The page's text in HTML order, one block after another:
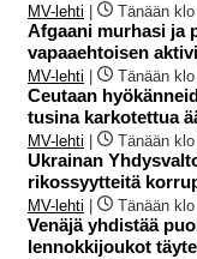
MV-lehti Tänään
Afgaani murhasi ja
vapaaehtoisen
MV-lehti Tänään
Ceutaan
tusina karkotettua
MV-lehti Tänään
Ukrainan
rikossyytteitä
MV-lehti Tänään
Venäjä yhdistää
lennokkijoukot